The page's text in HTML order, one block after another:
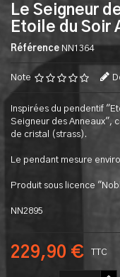
Le Seigneur
Etoile du Soir
Référence NN1364
Note
Inspirées du pendentif
Seigneur des Anneaux",
de cristal (strass).
Le pendant mesure
Produit sous licence
NN2895
229,90 € TTC